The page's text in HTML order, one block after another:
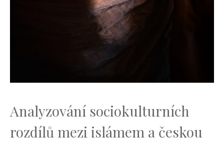
Analyzování sociokulturních
rozdílů mezi islámem a českou‍